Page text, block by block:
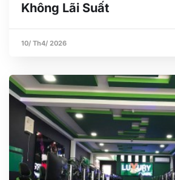
Không Lãi Suất
10/ Th4/ 2026